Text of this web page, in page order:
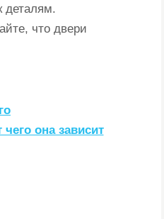
деталям.
что двери
она зависит